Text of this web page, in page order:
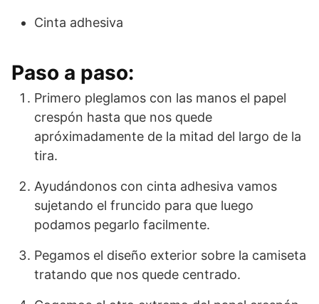
Cinta adhesiva
Paso a paso:
Primero pleglamos con las manos el papel
crespón hasta que nos quede
apróximadamente de la mitad del largo de la
tira.
Ayudándonos con cinta adhesiva vamos
sujetando el fruncido para que luego
podamos pegarlo facilmente.
Pegamos el diseño exterior sobre la camiseta
tratando que nos quede centrado.